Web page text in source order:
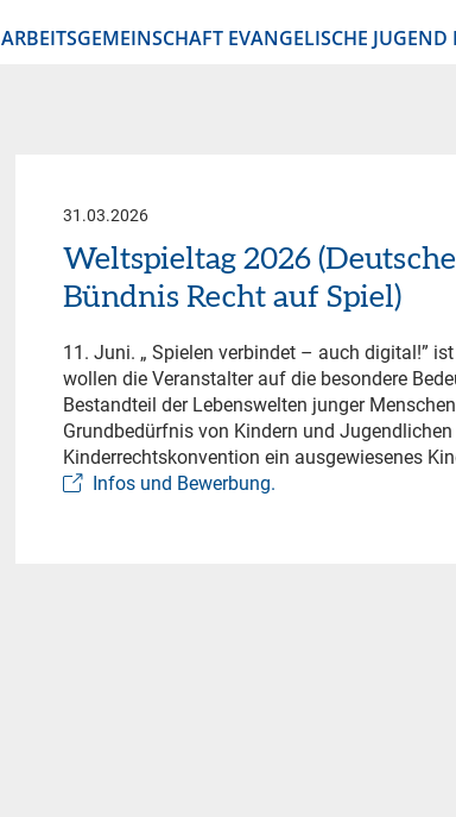
ARBEITSGEMEINSCHAFT EVANGELISCHE
31.03.2026
Weltspieltag 2026
Bündnis Recht auf Spiel)
11. Juni. „ Spielen verbindet – auch digital!”
wollen die Veranstalter auf die besondere
Bestandteil der Lebenswelten junger
Grundbedürfnis von Kindern und Jugendlichen
Kinderrechtskonvention ein ausgewiesenes
Infos und Bewerbung.